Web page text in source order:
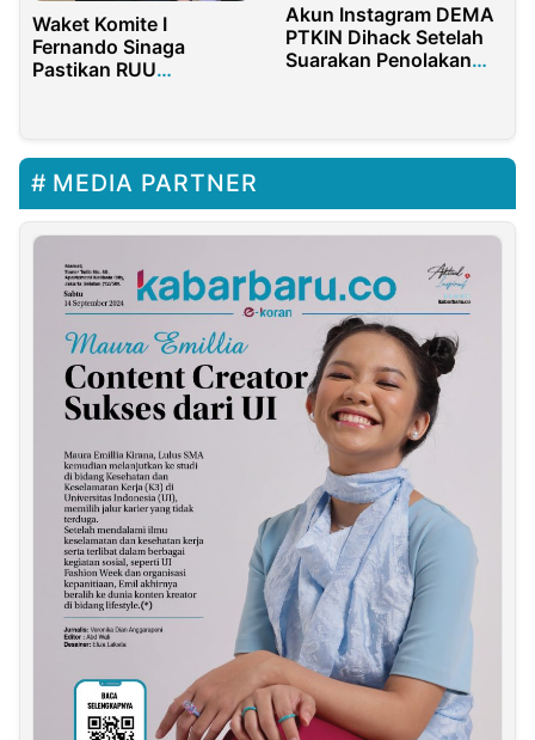
Waket Komite I
Fernando Sinaga
Pastikan RUU
DPD RI
Akun Instagram DEMA
PTKIN Dihack Setelah
Suarakan Penolakan
MEDIA PARTNER